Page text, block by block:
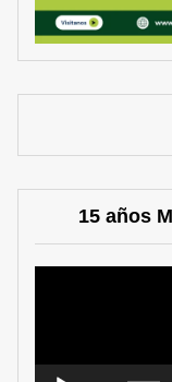
15 años